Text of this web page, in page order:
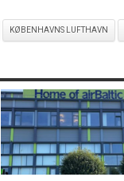
KØBENHAVNS LUFTHAVN